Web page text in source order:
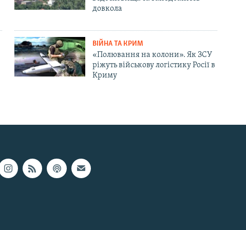
довкола
ВІЙНА ТА КРИМ
«Полювання на колони». Як ЗСУ
ріжуть військову логістику Росії в
Криму